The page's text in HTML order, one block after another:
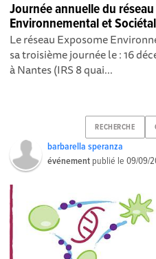
Journée annuelle du
Environnemental et Sociétal
Le réseau Exposome
sa troisième journée le : 16
à Nantes (IRS 8 quai...
RECHERCHE
barbarella speranza
événement publié le09/09/